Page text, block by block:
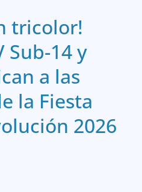
tricolor!
Sub-14 y
a las
la Fiesta
2026